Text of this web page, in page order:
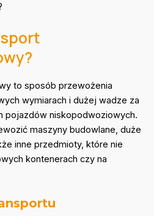
to sposób przewożenia
wymiarach i dużej wadze za
pojazdów niskopodwoziowych.
maszyny budowlane, duże
inne przedmioty, które nie
kontenerach czy na